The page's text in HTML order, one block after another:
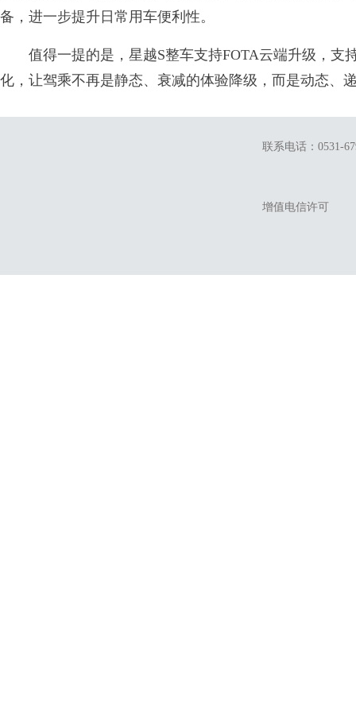
备，进一步提升日常用车便利性。
值得一提的是，星越S整车支持FOTA云端升级，支
化，让驾乘不再是静态、衰减的体验降级，而是动态、
联系电话：0531-
增值电信许可